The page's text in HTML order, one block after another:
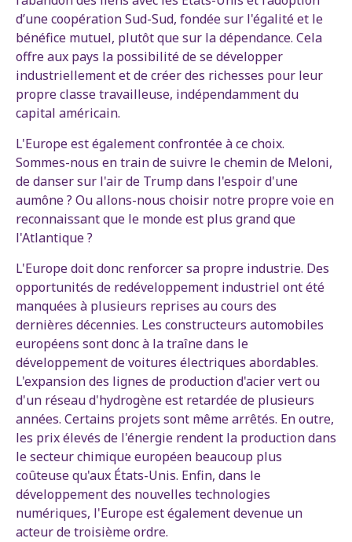
d’une coopération Sud-Sud, fondée sur l'égalité et le
bénéfice mutuel, plutôt que sur la dépendance. Cela
offre aux pays la possibilité de se développer
industriellement et de créer des richesses pour leur
propre classe travailleuse, indépendamment du
capital américain.
L'Europe est également confrontée à ce choix.
Sommes-nous en train de suivre le chemin de Meloni,
de danser sur l'air de Trump dans l'espoir d'une
aumône ? Ou allons-nous choisir notre propre voie en
reconnaissant que le monde est plus grand que
l'Atlantique ?
L'Europe doit donc renforcer sa propre industrie. Des
opportunités de redéveloppement industriel ont été
manquées à plusieurs reprises au cours des
dernières décennies. Les constructeurs automobiles
européens sont donc à la traîne dans le
développement de voitures électriques abordables.
L'expansion des lignes de production d'acier vert ou
d'un réseau d'hydrogène est retardée de plusieurs
années. Certains projets sont même arrêtés. En outre,
les prix élevés de l'énergie rendent la production dans
le secteur chimique européen beaucoup plus
coûteuse qu'aux États-Unis. Enfin, dans le
développement des nouvelles technologies
numériques, l'Europe est également devenue un
acteur de troisième ordre.